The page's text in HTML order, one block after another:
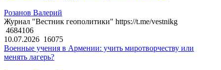
Розанов Валерий
Журнал "Вестник геополитики" https://t.me/vestnikg
4684106
10.07.2026 16075
Военные учения в Армении: учить миротворчеству или
менять лагерь?